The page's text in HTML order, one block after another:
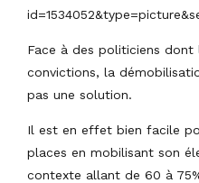
Face à des politiciens
convictions, la
pas une solution.
Il est en effet bien facile
places en mobilisant son
contexte allant de 60 à